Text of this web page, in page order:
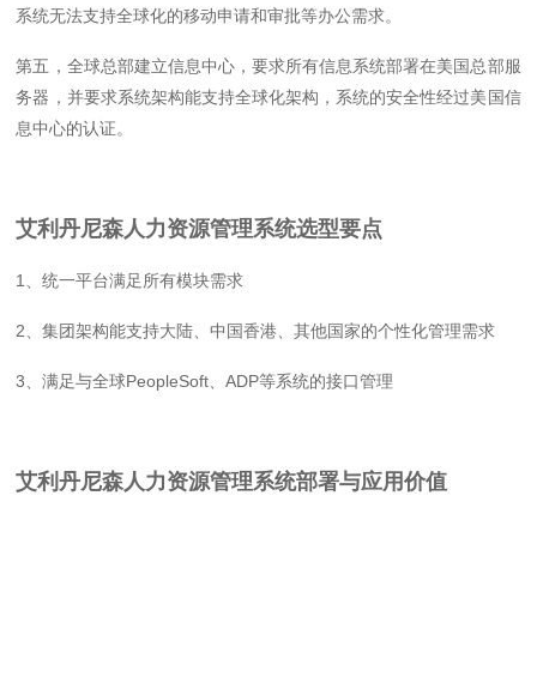
系统无法支持全球化的移动申请和审批等办公需求。
第五，全球总部建立信息中心，要求所有信息系统部署在美国总部服
务器，并要求系统架构能支持全球化架构，系统的安全性经过美国信
息中心的认证。
艾利丹尼森人力资源管理系统选型要点
1、统一平台满足所有模块需求
2、集团架构能支持大陆、中国香港、其他国家的个性化管理需求
3、满足与全球PeopleSoft、ADP等系统的接口管理
艾利丹尼森人力资源管理系统部署与应用价值